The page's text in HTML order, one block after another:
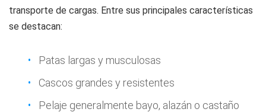
transporte de cargas. Entre sus principales características
se destacan:
Patas largas y musculosas
Cascos grandes y resistentes
Pelaje generalmente bayo, alazán o castaño